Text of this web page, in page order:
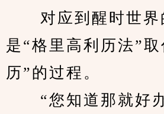
对应到醒时世界
是“格里高利历法”取
历”的过程。
“您知道那就好办